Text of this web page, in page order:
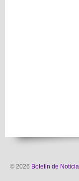
© 2026 Boletin de